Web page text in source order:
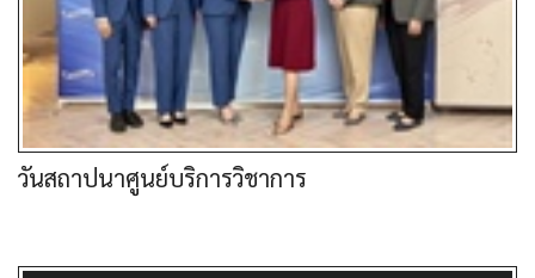
วันสถาปนาศูนย์บริการวิชาการ